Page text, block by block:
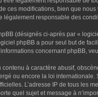
ces modifications, bien que
légalement responsable des
(désignés ci-après par «
phpBB a pour seul but de
concernant phpBB,
à caractère abusif,
ou encore la loi
L’adresse IP de tous les
quel sujet et message à